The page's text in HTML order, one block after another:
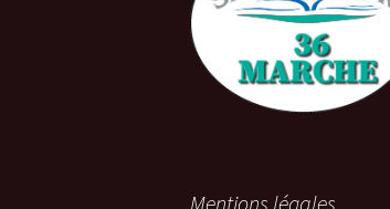
Mentions légales